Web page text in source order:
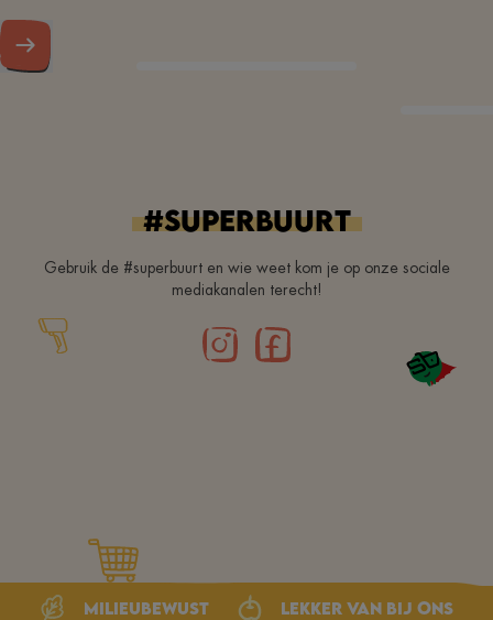
#superbuurt
Gebruik de #superbuurt en wie weet kom je op onze sociale
mediakanalen terecht!
Milieubewust Lekker van bij ons